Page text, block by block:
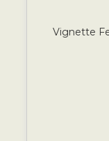
Vignette